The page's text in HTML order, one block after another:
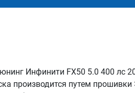
Инфинити FX50 5.0 400 лс
производится путем